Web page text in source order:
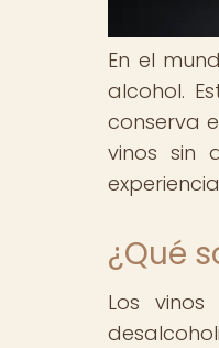
En el
alcohol.
conserva
vinos sin
¿Qué
Los